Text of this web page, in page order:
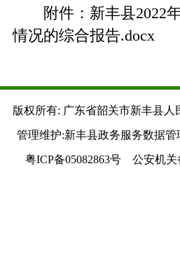
附件： 新丰县2022
情况的综合报告.docx
版权所有: 广东省韶关市新丰县人
管理维护:新丰县政务服务数据管
粤ICP备05082863号 公安机关